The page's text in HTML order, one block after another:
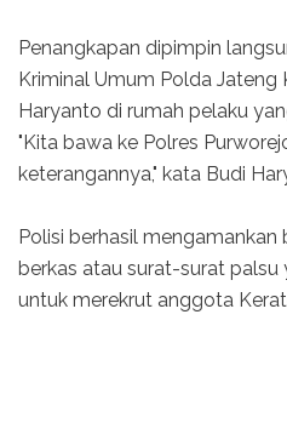
Penangkapan dipimpin
Kriminal Umum Polda Jateng
Haryanto di rumah pelaku
"Kita bawa ke Polres
keterangannya," kata Budi
Polisi berhasil mengamankan
berkas atau surat-surat palsu
untuk merekrut anggota